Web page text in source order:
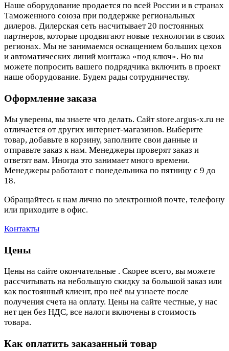
Наше оборудование продается по всей России и в странах
Таможенного союза при поддержке региональных
дилеров. Дилерская сеть насчитывает 20 постоянных
партнеров, которые продвигают новые технологии в своих
регионах. Мы не занимаемся оснащением больших цехов
и автоматических линий монтажа «под ключ». Но вы
можете попросить вашего подрядчика включить в проект
наше оборудование. Будем рады сотрудничеству.
Оформление заказа
Мы уверены, вы знаете что делать. Сайт store.argus-x.ru не
отличается от других интернет-магазинов. Выберите
товар, добавьте в корзину, заполните свои данные и
отправьте заказ к нам. Менеджеры проверят заказ и
ответят вам. Иногда это занимает много времени.
Менеджеры работают с понедельника по пятницу с 9 до
18.
Обращайтесь к нам лично по электронной почте, телефону
или приходите в офис.
Контакты
Цены
Цены на сайте окончательные . Скорее всего, вы можете
рассчитывать на небольшую скидку за большой заказ или
как постоянный клиент, про неё вы узнаете после
получения счета на оплату. Цены на сайте честные, у нас
нет цен без НДС, все налоги включены в стоимость
товара.
Как оплатить заказанный товар